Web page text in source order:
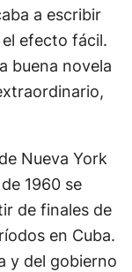
a escribir
el efecto fácil.
buena novela
Nueva York
1960 se
de finales de
en Cuba.
y del gobierno